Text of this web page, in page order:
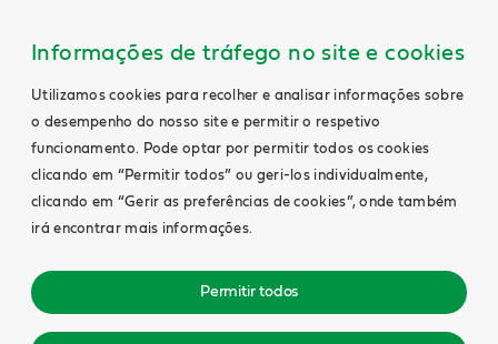
Informações de tráfego no site e cookies
Utilizamos cookies para recolher e analisar informações sobre
o desempenho do nosso site e permitir o respetivo
funcionamento. Pode optar por permitir todos os cookies
clicando em “Permitir todos” ou geri-los individualmente,
clicando em “Gerir as preferências de cookies”, onde também
irá encontrar mais informações.
Permitir todos